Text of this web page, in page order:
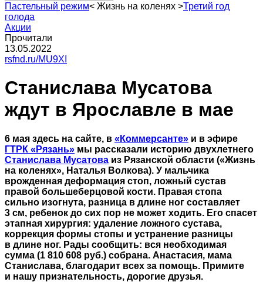
Пастельный режим< Жизнь на коленях >Третий год
голода
Акции
Прочитали
13.05.2022
rsfnd.ru/MU9XI
Станислава Мусатова
ждут в Ярославле в мае
6 мая здесь на сайте, в «Коммерсанте» и в эфире
ГТРК «Рязань» мы рассказали историю двухлетнего
Станислава Мусатова из Рязанской области («Жизнь
на коленях», Наталья Волкова). У мальчика
врожденная деформация стоп, ложный сустав
правой большеберцовой кости. Правая стопа
сильно изогнута, разница в длине ног составляет
3 см, ребенок до сих пор не может ходить. Его спасет
этапная хирургия: удаление ложного сустава,
коррекция формы стопы и устранение разницы
в длине ног. Рады сообщить: вся необходимая
сумма (1 810 608 руб.) собрана. Анастасия, мама
Станислава, благодарит всех за помощь. Примите
и нашу признательность, дорогие друзья.